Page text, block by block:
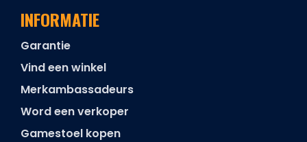
INFORMATIE
Garantie
Vind een winkel
Merkambassadeurs
Word een verkoper
Gamestoel kopen